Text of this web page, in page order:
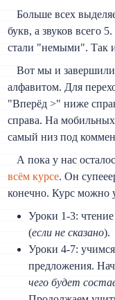
Больше всех
букв, а звуков всего
стали "немыми". Так
Вот мы и завершили
алфавитом. Для
"Вперёд >" ниже
справа. На
самый низ под
А пока у нас
всём курсе. Он
конечно. Курс можно
Уроки 1-3:
(если не сказано).
Уроки 4-7:
предложения.
чего будет